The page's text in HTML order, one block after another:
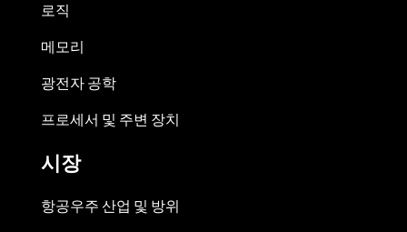
로직
메모리
광전자 공학
프로세서 및 주변 장치
시장
항공우주 산업 및 방위